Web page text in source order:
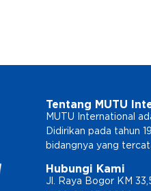
Tentang MUTU
MUTU International
Didirikan pada tahun
bidangnya yang
Hubungi Kami
Jl. Raya Bogor KM